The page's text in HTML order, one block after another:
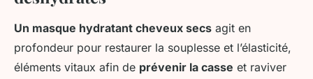
Un masque hydratant cheveux secs agit en
profondeur pour restaurer la souplesse et l’élasticité,
éléments vitaux afin de prévenir la casse et raviver